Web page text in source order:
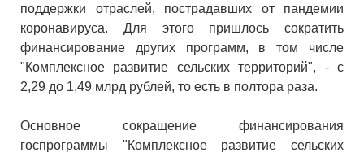
поддержки отраслей, пострадавших от пандемии
коронавируса. Для этого пришлось сократить
финансирование других программ, в том числе
"Комплексное развитие сельских территорий", - с
2,29 до 1,49 млрд рублей, то есть в полтора раза.
Основное сокращение финансирования
госпрограммы "Комплексное развитие сельских